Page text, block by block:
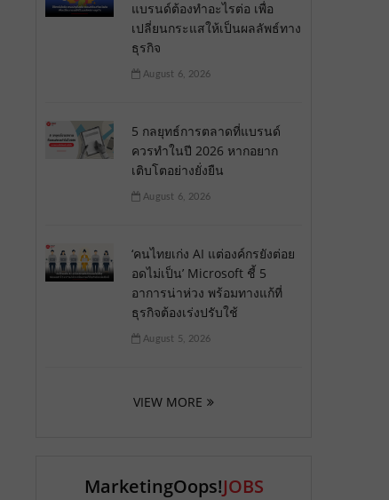
แบรนด์ต้องทำอะไรต่อ เพื่อ
เปลี่ยนกระแสให้เป็นผลลัพธ์ทาง
ธุรกิจ
August 6, 2026
5 กลยุทธ์การตลาดที่แบรนด์
ควรทำในปี 2026 หากอยาก
เติบโตอย่างยั่งยืน
August 6, 2026
‘คนไทยเก่ง AI แต่องค์กรยังต่อย
อดไม่เป็น’ Microsoft ชี้ 5
อาการน่าห่วง พร้อมทางแก้ที่
ธุรกิจต้องเร่งปรับใช้
August 5, 2026
VIEW MORE
MarketingOops!JOBS